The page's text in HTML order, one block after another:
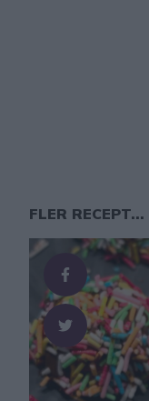
FLER RECEPT...